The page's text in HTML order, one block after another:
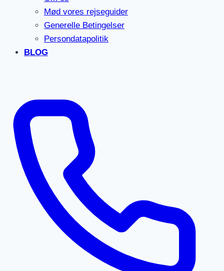
Mød vores rejseguider
Generelle Betingelser
Persondatapolitik
BLOG